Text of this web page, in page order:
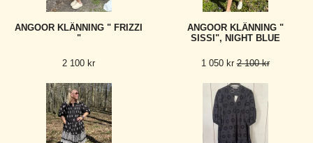
ANGOOR KLÄNNING " FRIZZI
"
2 100 kr
ANGOOR KLÄNNING "
SISSI", NIGHT BLUE
1 050 kr2 100 kr